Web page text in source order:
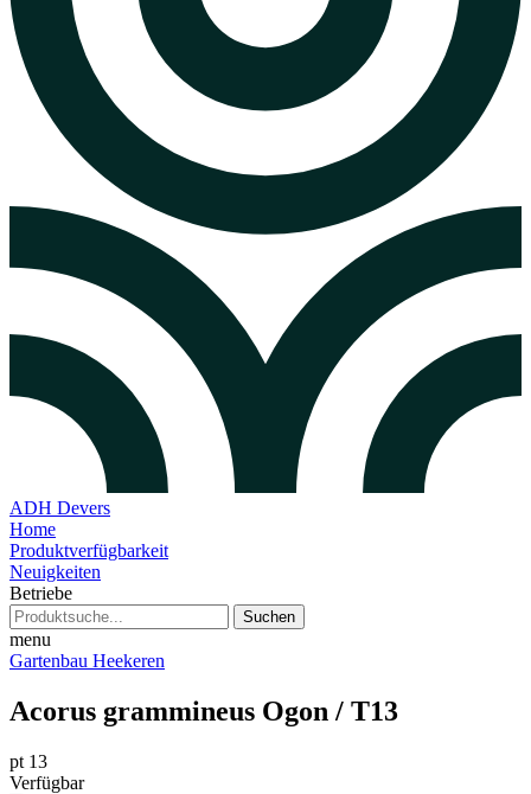
ADH Devers
Home
Produktverfügbarkeit
Neuigkeiten
Betriebe
Suchen
menu
Gartenbau Heekeren
Acorus grammineus Ogon / T13
pt 13
Verfügbar